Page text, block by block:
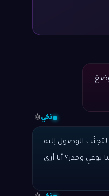
وُضعَ
ذكي 🤖
لتجنّب الوصول إليه
وحذر؟ أنا أرى